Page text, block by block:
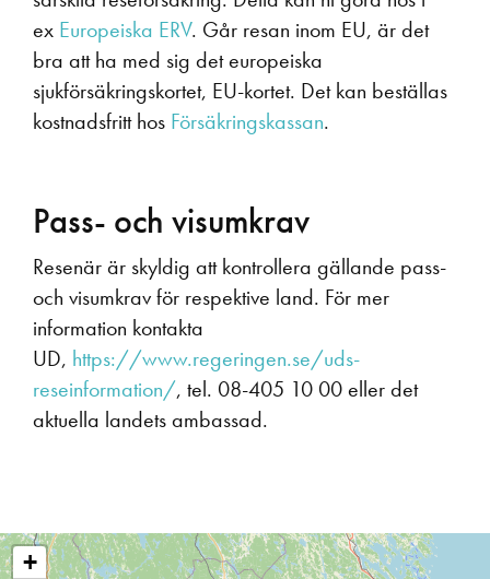
ex Europeiska ERV. Går resan inom EU, är det
bra att ha med sig det europeiska
sjukförsäkringskortet, EU-kortet. Det kan beställas
kostnadsfritt hos Försäkringskassan.
Pass- och visumkrav
Resenär är skyldig att kontrollera gällande pass-
och visumkrav för respektive land. För mer
information kontakta
UD, https://www.regeringen.se/uds-
reseinformation/, tel. 08-405 10 00 eller det
aktuella landets ambassad.
+